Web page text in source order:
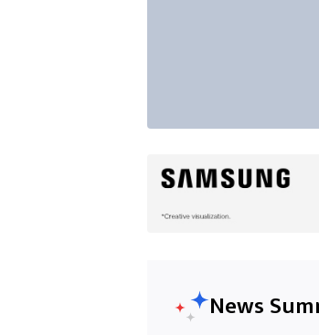
News